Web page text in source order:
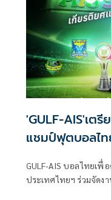
'GULF-AIS'เต
แชมป์ฟุตบอลไ
GULF-AIS บอลไทยเ
ประเทศไทยฯ ร่วมจัดง